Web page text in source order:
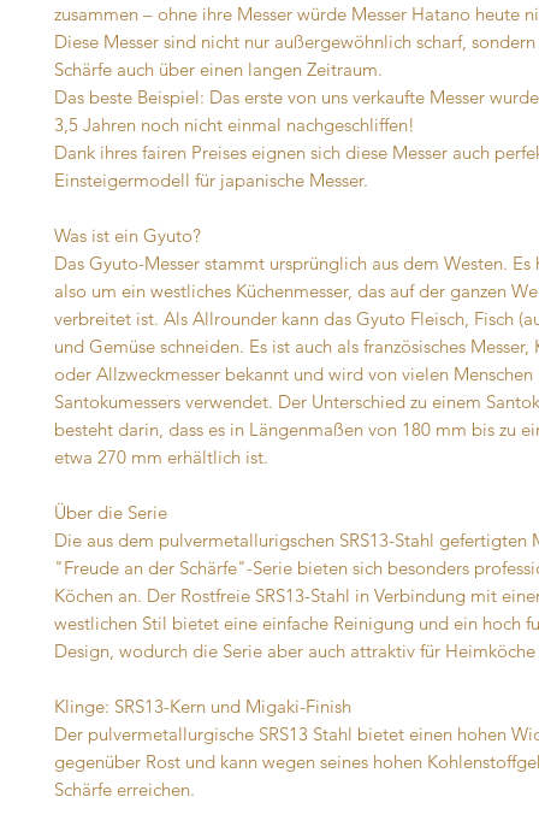
zusammen – ohne ihre Messer würde Messer Hatano heute
Diese Messer sind nicht nur außergewöhnlich scharf,
Schärfe auch über einen langen Zeitraum.
Das beste Beispiel: Das erste von uns verkaufte Messer
3,5 Jahren noch nicht einmal nachgeschliffen!
Dank ihres fairen Preises eignen sich diese Messer auch
Einsteigermodell für japanische Messer.
Was ist ein Gyuto?
Das Gyuto-Messer stammt ursprünglich aus dem Westen. Es
also um ein westliches Küchenmesser, das auf der ganzen
verbreitet ist. Als Allrounder kann das Gyuto Fleisch, Fisch
und Gemüse schneiden. Es ist auch als französisches Messer,
oder Allzweckmesser bekannt und wird von vielen Menschen
Santokumessers verwendet. Der Unterschied zu einem
besteht darin, dass es in Längenmaßen von 180 mm bis zu
etwa 270 mm erhältlich ist.
Über die Serie
Die aus dem pulvermetallurigschen SRS13-Stahl gefertigten
"Freude an der Schärfe"-Serie bieten sich besonders
Köchen an. Der Rostfreie SRS13-Stahl in Verbindung mit
westlichen Stil bietet eine einfache Reinigung und ein hoch
Design, wodurch die Serie aber auch attraktiv für
Klinge: SRS13-Kern und Migaki-Finish
Der pulvermetallurgische SRS13 Stahl bietet einen hohen
gegenüber Rost und kann wegen seines hohen
Schärfe erreichen.